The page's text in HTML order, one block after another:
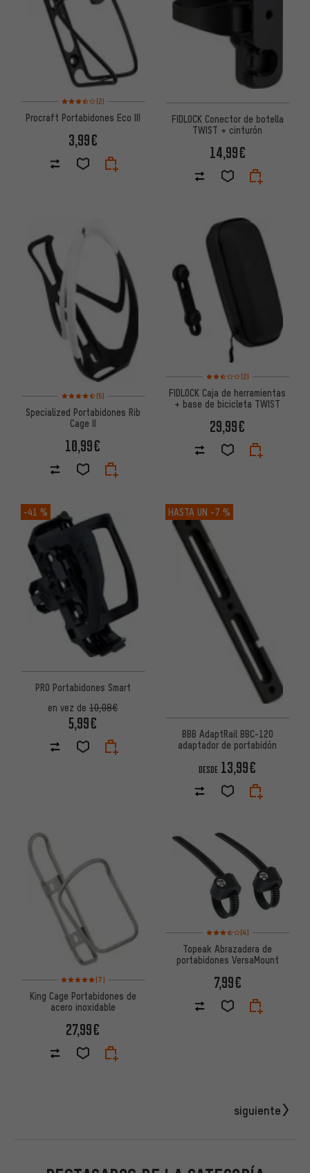
Valoración media: 3,5 de 5 basada en 2 reseñas
(2)
Procraft Portabidones Eco III
3,99€
FIDLOCK Conector de botella
TWIST + cinturón
14,99€
Valoración media: 4,5 de 5 basada en 5 reseñas
(5)
Specialized Portabidones Rib
Cage II
10,99€
Valoración media: 2,5 de 5
(2)
FIDLOCK Caja de herramientas
+ base de bicicleta TWIST
29,99€
-41 %
PRO Portabidones Smart
en vez de 10,08€
5,99€
HASTA UN -7 %
BBB AdaptRail BBC-120
adaptador de portabidón
DESDE 13,99€
Valoración media: 5 de 5 basada en 7 reseñas
(7)
King Cage Portabidones de
acero inoxidable
27,99€
Valoración media: 3,5 de 5
(4)
Topeak Abrazadera de
portabidones VersaMount
7,99€
siguiente